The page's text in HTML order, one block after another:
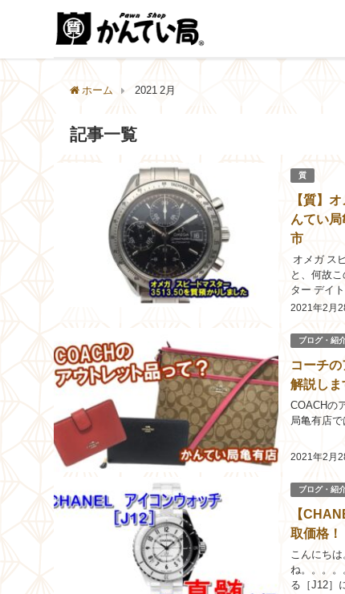
ホーム 2021 2月
記事一覧
質
【質】
んてい
市
2021年2月
オメガ ス
と、何故
ター デイ
古市場の販
ブログ・紹
コーチ
解説しま
2021年2月
COACHの
局亀有店
ブログ・紹
【
取価格！
こんにち
ね。。。。
る［J12］